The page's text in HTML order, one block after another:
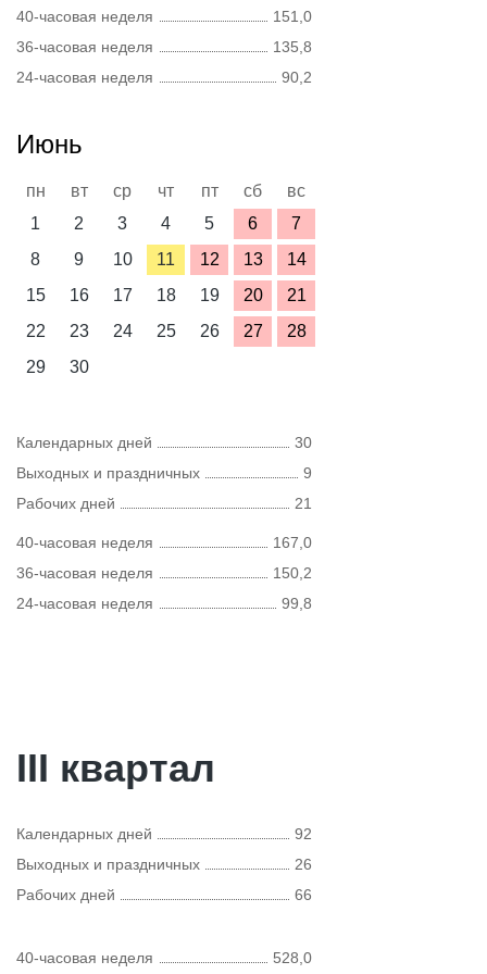
40-часовая неделя
151,0
36-часовая неделя
135,8
24-часовая неделя
90,2
Июнь
пн вт ср чт пт сб
вс
1
2 3 4 5 6
7
8
9 10 11 12 13
14
15
16 17 18 19 20
21
22
23 24 25 26 27
28
29
30
Календарных дней
30
Выходных и праздничных
9
Рабочих дней
21
40-часовая неделя
167,0
36-часовая неделя
150,2
24-часовая неделя
99,8
III квартал
Календарных дней
92
Выходных и праздничных
26
Рабочих дней
66
40-часовая неделя 528,0